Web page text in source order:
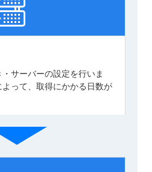
サーバーの設定を行いま
って、取得にかかる日数が